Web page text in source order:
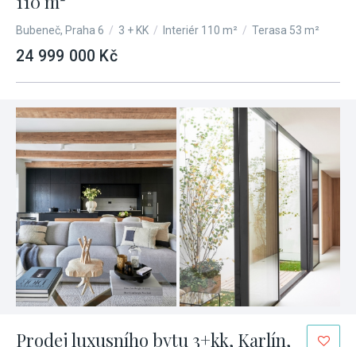
Bubeneč, Praha 6 / 3 + KK / Interiér 110 m² / Terasa 53 m²
24 999 000 Kč
Prodej luxusního bytu 3+kk, Karlín,